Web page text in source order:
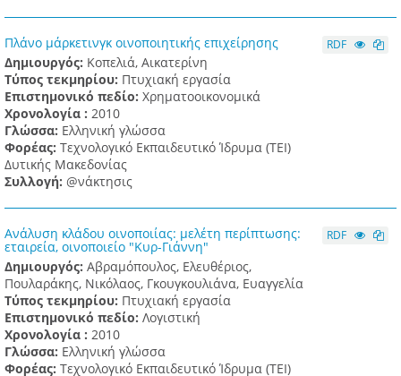
Πλάνο μάρκετινγκ οινοποιητικής επιχείρησης
Δημιουργός: Κοπελιά, Αικατερίνη
Τύπος τεκμηρίου: Πτυχιακή εργασία
Επιστημονικό πεδίο: Χρηματοοικονομικά
Χρονολογία : 2010
Γλώσσα: Ελληνική γλώσσα
Φορέας: Τεχνολογικό Εκπαιδευτικό Ίδρυμα (ΤΕΙ)
Δυτικής Μακεδονίας
Συλλογή: @νάκτησις
RDF
Ανάλυση κλάδου οινοποιίας: μελέτη περίπτωσης:
εταιρεία, οινοποιείο "Κυρ-Γιάννη"
Δημιουργός: Αβραμόπουλος, Ελευθέριος,
Πουλαράκης, Νικόλαος, Γκουγκουλιάνα, Ευαγγελία
Τύπος τεκμηρίου: Πτυχιακή εργασία
Επιστημονικό πεδίο: Λογιστική
Χρονολογία : 2010
Γλώσσα: Ελληνική γλώσσα
Φορέας: Τεχνολογικό Εκπαιδευτικό Ίδρυμα (ΤΕΙ)
RDF